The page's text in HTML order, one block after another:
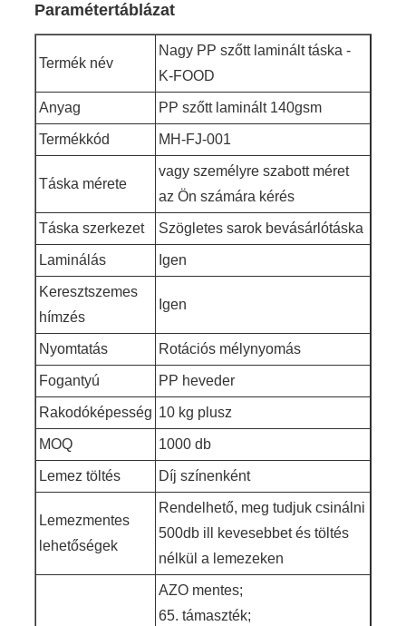
Paramétertáblázat
Termék név
Nagy PP szőtt laminált táska -
K-FOOD
Anyag PP szőtt laminált 140gsm
Termékkód MH-FJ-001
Táska mérete
vagy személyre szabott méret
az Ön számára kérés
Táska szerkezet Szögletes sarok bevásárlótáska
Laminálás Igen
Keresztszemes
hímzés
Igen
Nyomtatás Rotációs mélynyomás
Fogantyú PP heveder
Rakodóképesség 10 kg plusz
MOQ 1000 db
Lemez töltés Díj színenként
Lemezmentes
lehetőségek
Rendelhető, meg tudjuk csinálni
500db ill kevesebbet és töltés
nélkül a lemezeken
AZO mentes;
65. támaszték;